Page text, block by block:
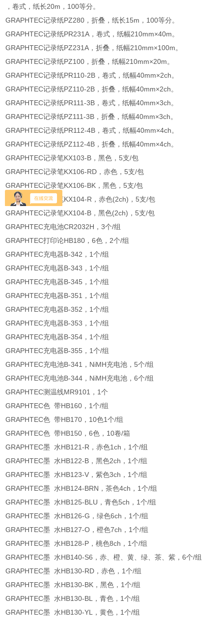
，卷式，纸长20m，100等分。
GRAPHTEC记录纸PZ280，折叠，纸长15m，100等分。
GRAPHTEC记录纸PR231A，卷式，纸幅210mm×40m。
GRAPHTEC记录纸PZ231A，折叠，纸幅210mm×100m。
GRAPHTEC记录纸PZ100，折叠，纸幅210mm×20m。
GRAPHTEC记录纸PR110-2B，卷式，纸幅40mm×2ch。
GRAPHTEC记录纸PZ110-2B，折叠，纸幅40mm×2ch。
GRAPHTEC记录纸PR111-3B，卷式，纸幅40mm×3ch。
GRAPHTEC记录纸PZ111-3B，折叠，纸幅40mm×3ch。
GRAPHTEC记录纸PR112-4B，卷式，纸幅40mm×4ch。
GRAPHTEC记录纸PZ112-4B，折叠，纸幅40mm×4ch。
GRAPHTEC记录笔KX103-B，黑色，5支/包
GRAPHTEC记录笔KX106-RD，赤色，5支/包
GRAPHTEC记录笔KX106-BK，黑色，5支/包
GRAPHTEC记录笔KX104-R，赤色(2ch)，5支/包
GRAPHTEC记录笔KX104-B，黑色(2ch)，5支/包
GRAPHTEC充电池CR2032H，3个/组
GRAPHTEC打印论HB180，6色，2个/组
GRAPHTEC充电器B-342，1个/组
GRAPHTEC充电器B-343，1个/组
GRAPHTEC充电器B-345，1个/组
GRAPHTEC充电器B-351，1个/组
GRAPHTEC充电器B-352，1个/组
GRAPHTEC充电器B-353，1个/组
GRAPHTEC充电器B-354，1个/组
GRAPHTEC充电器B-355，1个/组
GRAPHTEC充电池B-341，NiMH充电池，5个/组
GRAPHTEC充电池B-344，NiMH充电池，6个/组
GRAPHTEC测温线MR9101，1个
GRAPHTEC色 带HB160，1个/组
GRAPHTEC色 带HB170，10色1个/组
GRAPHTEC色 带HB150，6色，10卷/箱
GRAPHTEC墨 水HB121-R，赤色1ch，1个/组
GRAPHTEC墨 水HB122-B，黑色2ch，1个/组
GRAPHTEC墨 水HB123-V，紫色3ch，1个/组
GRAPHTEC墨 水HB124-BRN，茶色4ch，1个/组
GRAPHTEC墨 水HB125-BLU，青色5ch，1个/组
GRAPHTEC墨 水HB126-G，绿色6ch，1个/组
GRAPHTEC墨 水HB127-O，橙色7ch，1个/组
GRAPHTEC墨 水HB128-P，桃色8ch，1个/组
GRAPHTEC墨 水HB140-S6，赤、橙、黄、绿、茶、紫，6个/组
GRAPHTEC墨 水HB130-RD，赤色，1个/组
GRAPHTEC墨 水HB130-BK，黑色，1个/组
GRAPHTEC墨 水HB130-BL，青色，1个/组
GRAPHTEC墨 水HB130-YL，黄色，1个/组